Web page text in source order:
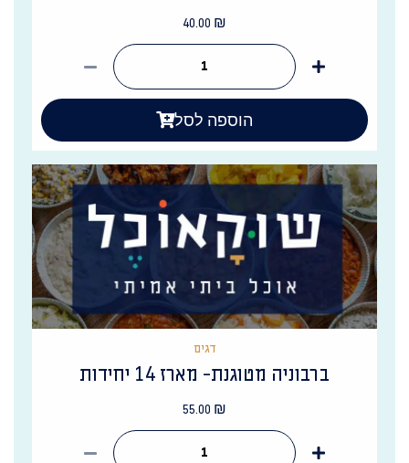
40.00 ₪
הוספה לסל
דגים
ברבוניה מטוגנת- מארז 14 יחידות
55.00 ₪